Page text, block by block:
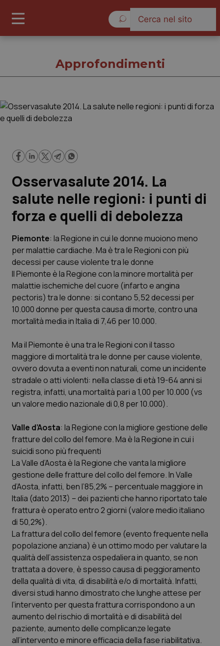
Governo e Parlamento
Regioni e Asl
Lavoro e Professioni
Scienza e Farmaci
Studi e Analisi
Lettere al direttore
Edizioni Regionali
QS Pro
Professionisti Sanitari.AI
Abruzzo
Basilicata
Calabria
Campania
Emilia-Romagna
Friuli Venezia Giulia
Lazio
Liguria
Lombardia
Marche
QS Pro Gold
Artrite & artrosi
Asma & BPCO
Car-T
Colesterolo & coronaropatie
Dermatite Atopica
Diabete & glucometri
Disturbi dell’umore
Dolore
Donna & Salute
Approfondimenti
Osservasalute 2014. La
salute nelle regioni: i punti di
forza e quelli di debolezza
Piemonte: la Regione in cui le donne muoiono meno
per malattie cardiache. Ma è tra le Regioni con più
decessi per cause violente tra le donne
Il Piemonte è la Regione con la minore mortalità per
malattie ischemiche del cuore (infarto e angina
pectoris) tra le donne: si contano 5,52 decessi per
10.000 donne per questa causa di morte, contro una
mortalità media in Italia di 7,46 per 10.000.
Ma il Piemonte è una tra le Regioni con il tasso
maggiore di mortalità tra le donne per cause violente,
ovvero dovuta a eventi non naturali, come un incidente
stradale o atti violenti: nella classe di età 19-64 anni si
registra, infatti, una mortalità pari a 1,00 per 10.000 (vs
un valore medio nazionale di 0,8 per 10.000).
Valle d’Aosta: la Regione con la migliore gestione delle
fratture del collo del femore. Ma è la Regione in cui i
suicidi sono più frequenti
La Valle d’Aosta è la Regione che vanta la migliore
gestione delle fratture del collo del femore. In Valle
d’Aosta, infatti, ben l’85,2% – percentuale maggiore in
Italia (dato 2013) – dei pazienti che hanno riportato tale
frattura è operato entro 2 giorni (valore medio italiano
di 50,2%).
La frattura del collo del femore (evento frequente nella
popolazione anziana) è un ottimo modo per valutare la
qualità dell’assistenza ospedaliera in quanto, se non
trattata a dovere, è spesso causa di peggioramento
della qualità di vita, di disabilità e/o di mortalità. Infatti,
diversi studi hanno dimostrato che lunghe attese per
l’intervento per questa frattura corrispondono a un
aumento del rischio di mortalità e di disabilità del
paziente, aumento delle complicanze legate
all’intervento e minore efficacia della fase riabilitativa.